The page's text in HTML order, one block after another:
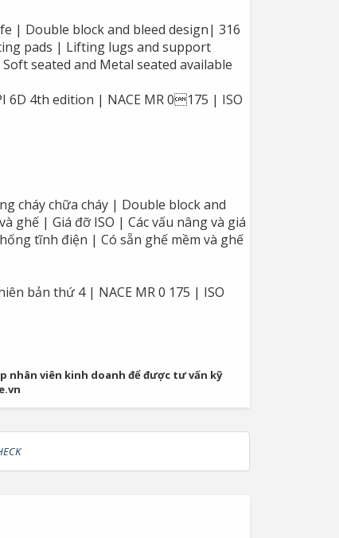
| Double block and bleed design| 316
pads | Lifting lugs and support
seated and Metal seated available
6D 4th edition | NACE MR 0175 | ISO
cháy chữa cháy | Double block and
ghế | Giá đỡ ISO | Các vấu nâng và giá
tĩnh điện | Có sẵn ghế mềm và ghế
bản thứ 4 | NACE MR 0 175 | ISO
nhân viên kinh doanh để được tư vấn kỹ